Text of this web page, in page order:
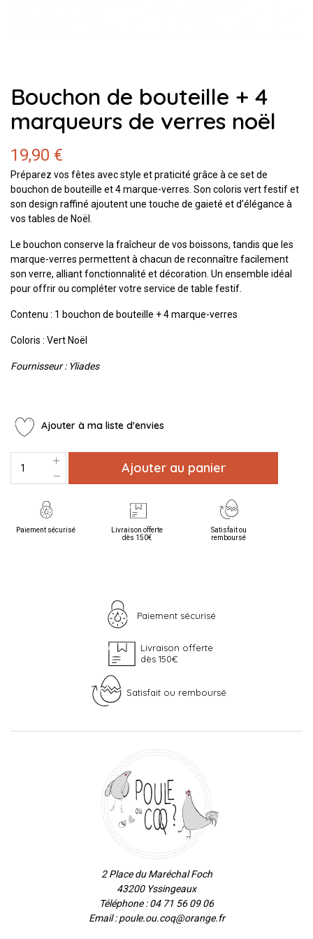
Bouchon de bouteille + 4
marqueurs de verres noël
19,90 €
Préparez vos fêtes avec style et praticité grâce à ce set de
bouchon de bouteille et 4 marque-verres. Son coloris vert festif et
son design raffiné ajoutent une touche de gaieté et d’élégance à
vos tables de Noël.
Le bouchon conserve la fraîcheur de vos boissons, tandis que les
marque-verres permettent à chacun de reconnaître facilement
son verre, alliant fonctionnalité et décoration. Un ensemble idéal
pour offrir ou compléter votre service de table festif.
Contenu : 1 bouchon de bouteille + 4 marque-verres
Coloris : Vert Noël
Fournisseur : Yliades
Ajouter à ma liste d'envies
Ajouter au panier
Paiement sécurisé
Livraison offerte
dès 150€
Satisfait ou
remboursé
Paiement sécurisé
Livraison offerte
dès 150€
Satisfait ou remboursé
2 Place du Maréchal Foch
43200 Yssingeaux
Téléphone : 04 71 56 09 06
Email : poule.ou.coq@orange.fr